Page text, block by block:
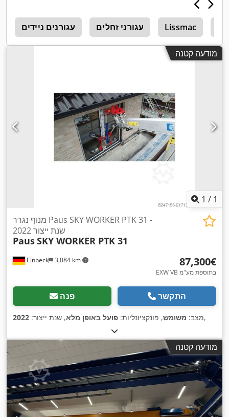
עגורנים ניידים עגורני זחלים Lissmac
מודעה קטנה
1 / 1
Einbeck 3,084 km
מנוף נגרר Paus SKY WORKER PTK 31 -
שנת ייצור 2022
PausSKY WORKER PTK 31
‏87,300 ‏€
EXW VB בתוספת מע"מ
פנה התקשר
מצב: משומש, פונקציונליות: פועל באופן מלא, שנת ייצור: 2022 ,
מודעה קטנה